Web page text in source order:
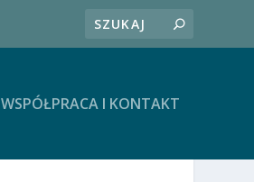
WSPÓŁPRACA I KONTAKT